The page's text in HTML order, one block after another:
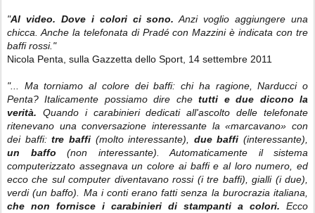
"Al video. Dove i colori ci sono. Anzi voglio aggiungere una
chicca. Anche la telefonata di Pradé con Mazzini è indicata con tre
baffi rossi."
Nicola Penta, sulla Gazzetta dello Sport, 14 settembre 2011
"... Ma torniamo al colore dei baffi: chi ha ragione, Narducci o
Penta? Italicamente possiamo dire chetutti e due dicono la
verità. Quando i carabinieri dedicati all'ascolto delle telefonate
ritenevano una conversazione interessante la «marcavano» con
dei baffi:tre baffi (molto interessante), due baffi (interessante),
un baffo (non interessante). Automaticamente il sistema
computerizzato assegnava un colore ai baffi e al loro numero, ed
ecco che sul computer diventavano rossi (i tre baffi), gialli (i due),
verdi (un baffo). Ma i conti erano fatti senza la burocrazia italiana,
che non fornisce i carabinieri di stampanti a colori. Ecco